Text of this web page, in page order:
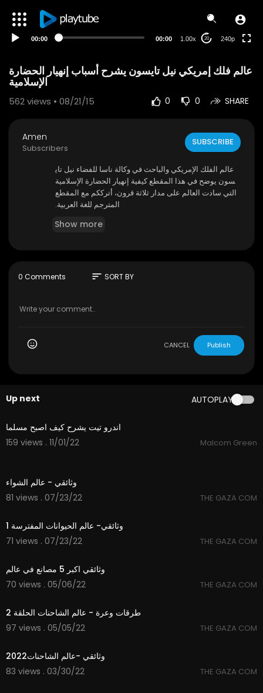
00:00 00:00 1.00x 20 240p
عالم فلك إمريكي نيل تايسون يشرح أسباب إنهيار الحضارة
الإسلامية
562views • 08/21/15 0 0 SHARE
Amen
Subscribers
SUBSCRIBE
عالم الفلك الإمريكي والباحث في وكالة ناسا للفضاء نيل تاي
سون يوضح في هذا المقطع كيفية إنهيار الحضارة الإسلامية
التي سادت العالم على مدار ثلاثة قرون، أترككم مع المقطع
المترجم للغة العربية.
Show more
0 Comments sort SORT BY
CANCEL Publish
Up next AUTOPLAY
12:58
اندرو تيت يشرح كيف اصبح مسلما
159 views . 11/01/22
Malcom Green
وثائقي - عالم الشواء
81 views . 07/23/22
THE GAZA COM
وثائقي- عالم الحيوانات المفترسة 1
71 views . 07/23/22
THE GAZA COM
وثائقي اكبر 5 مصانع في عالم
70 views . 05/06/22
THE GAZA COM
طرقات وعرة - عالم الشاحنات الحلقة 2
97 views . 05/05/22
THE GAZA COM
وثائقي -عالم الشاحنات2022
83 views . 03/30/22
THE GAZA COM